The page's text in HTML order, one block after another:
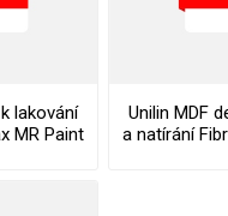
lakování
MR Paint
Unilin MDF
a natírání